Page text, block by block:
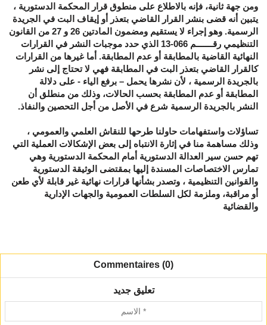
ومن جهة ثانية، فإنه بالاطلاع على منطوق قرار المحكمة الدستورية ،
يتبين أنه قضى بنشر القرار القاضي بتعذر أو إيقاف البت في الجريدة
الرسمية. وهو إجراء لا يستقيم ومضمون المادتين 26 و 27 من القانون
التنظيمي رقـــــــم 13-066 الذي حدد موجبات النشر في القرارات
النهائية القاضية بالمطابقة أو عدم المطابقة. أما غيرها من القرارات
كالقرار القاضي بتعذر البت في المطابقة فهي لا تحتاج إلى نشر
بالجريدة الرسمية ، لأن نشرها يحمل – برفع الياء - على دلالة
المطابقة أو عدم المطابقة بحسب الحالات، وذلك من منطلق أن
النشر بالجريدة الرسمية شرع في الأصل من أجل التحصين والنفاذ.
تساؤلات واستفهامات حاولنا طرحها للنقاش العلمي والعمومي ،
وذلك مساهمة منا في إثارة الانتباه إلى بعض الإشكالات العملية التي
تهم حسن سير العدالة الدستورية أمام المحكمة الدستورية وهي
تمارس الاختصاصات المسندة إليها بمقتضى الوثيقة الدستورية
والقوانين التنظيمية ، وتصدر بشأنها قرارات نهائية غير قابلة لأي طعن
أو مراقبة، وملزمة لكل السلطات العمومية والجهات الإدارية
والقضائية
Commentaires (0)
تعليق جديد